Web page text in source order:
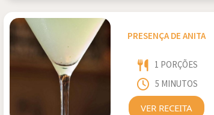
PRESENÇA DE ANITA
1 PORÇÕES
5 MINUTOS
VER RECEITA